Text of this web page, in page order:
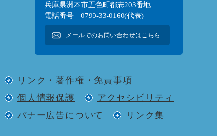
兵庫県洲本市五色町都志203番地
電話番号 0799-33-0160(代表)
メールでのお問い合わせはこちら
リンク・著作権・免責事項
個人情報保護
アクセシビリティ
バナー広告について
リンク集